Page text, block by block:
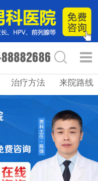
治疗方法 来院路线